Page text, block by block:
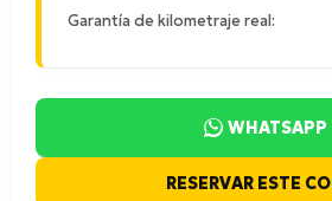
Garantía de kilometraje real:
WHATSAPP
RESERVAR ESTE